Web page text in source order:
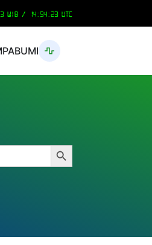
WIB / 14:54:23 UTC
Search Button